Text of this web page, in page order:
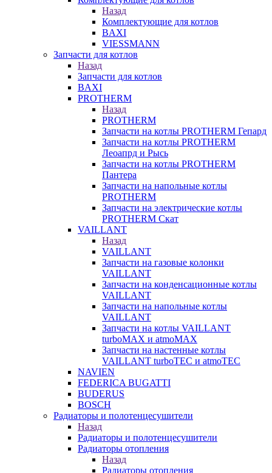
Назад
Комплектующие для котлов
BAXI
VIESSMANN
Запчасти для котлов
Назад
Запчасти для котлов
BAXI
PROTHERM
Назад
PROTHERM
Запчасти на котлы PROTHERM Гепард
Запчасти на котлы PROTHERM
Леоапрд и Рысь
Запчасти на котлы PROTHERM
Пантера
Запчасти на напольные котлы
PROTHERM
Запчасти на электрические котлы
PROTHERM Скат
VAILLANT
Назад
VAILLANT
Запчасти на газовые колонки
VAILLANT
Запчасти на конденсационные котлы
VAILLANT
Запчасти на напольные котлы
VAILLANT
Запчасти на котлы VAILLANT
turboMAX и atmoMAX
Запчасти на настенные котлы
VAILLANT turboTEC и atmoTEC
NAVIEN
FEDERICA BUGATTI
BUDERUS
BOSCH
Радиаторы и полотенцесушители
Назад
Радиаторы и полотенцесушители
Радиаторы отопления
Назад
Радиаторы отопления